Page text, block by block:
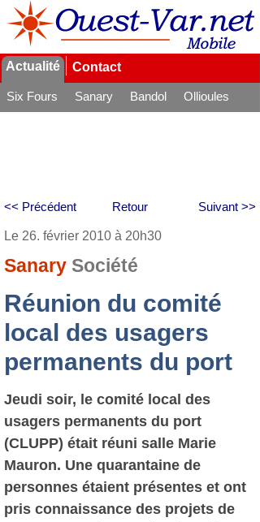
Actualité Contact
Six Fours Sanary Bandol
Ollioules
Retour
<< Précédent Suivant >>
Le 26. février 2010 à 20h30
Sanary Société
Réunion du comité
local des usagers
permanents du port
Jeudi soir, le comité local des
usagers permanents du port
(CLUPP) était réuni salle Marie
Mauron. Une quarantaine de
personnes étaient présentes et ont
pris connaissance des projets de